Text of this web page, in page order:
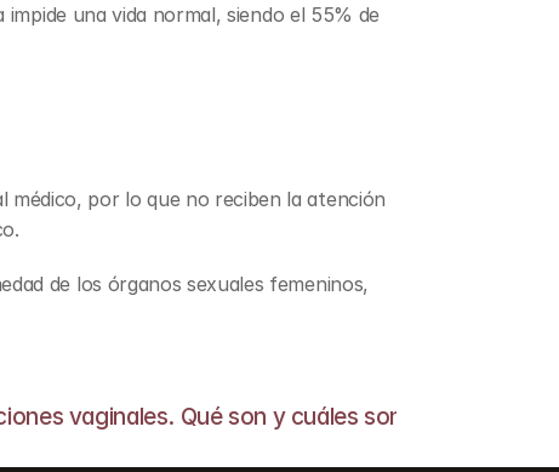
una vida normal, siendo el 55% de
médico, por lo que no reciben la atención
de los órganos sexuales femeninos,
vaginales. Qué son y cuáles son las más